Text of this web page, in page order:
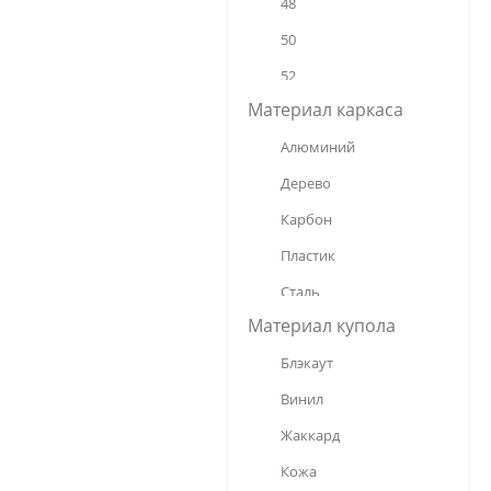
24
50
52
53
54
55
56
58
60
65
68
70
75
Материал каркаса
Алюминий
Дерево
Карбон
Пластик
Сталь
Стеклопластик
Фибергласс
Материал купола
Блэкаут
Винил
Жаккард
Кожа